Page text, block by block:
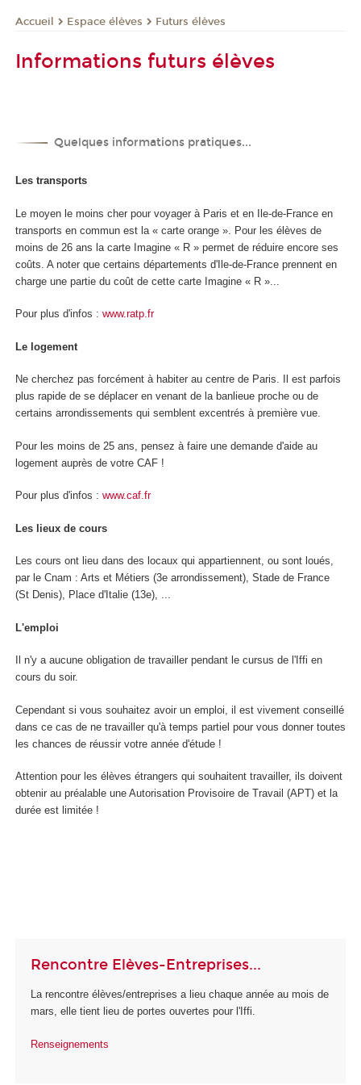
Accueil Espace élèves Futurs élèves
Informations futurs élèves
Quelques informations pratiques...
Les transports
Le moyen le moins cher pour voyager à Paris et en Ile-de-France en
transports en commun est la « carte orange ». Pour les élèves de
moins de 26 ans la carte Imagine « R » permet de réduire encore ses
coûts. A noter que certains départements d'Ile-de-France prennent en
charge une partie du coût de cette carte Imagine « R »...
Pour plus d'infos : www.ratp.fr
Le logement
Ne cherchez pas forcément à habiter au centre de Paris. Il est parfois
plus rapide de se déplacer en venant de la banlieue proche ou de
certains arrondissements qui semblent excentrés à première vue.
Pour les moins de 25 ans, pensez à faire une demande d'aide au
logement auprès de votre CAF !
Pour plus d'infos : www.caf.fr
Les lieux de cours
Les cours ont lieu dans des locaux qui appartiennent, ou sont loués,
par le Cnam : Arts et Métiers (3e arrondissement), Stade de France
(St Denis), Place d'Italie (13e), ...
L'emploi
Il n'y a aucune obligation de travailler pendant le cursus de l'Iffi en
cours du soir.
Cependant si vous souhaitez avoir un emploi, il est vivement conseillé
dans ce cas de ne travailler qu'à temps partiel pour vous donner toutes
les chances de réussir votre année d'étude !
Attention pour les élèves étrangers qui souhaitent travailler, ils doivent
obtenir au préalable une Autorisation Provisoire de Travail (APT) et la
durée est limitée !
Rencontre Elèves-Entreprises...
La rencontre élèves/entreprises a lieu chaque année au mois de
mars, elle tient lieu de portes ouvertes pour l'Iffi.
Renseignements